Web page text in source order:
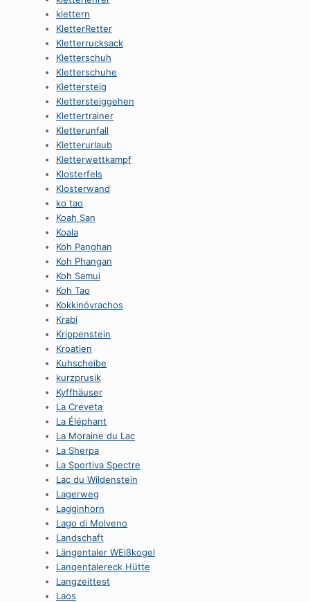
klettern
KletterRetter
Kletterrucksack
Kletterschuh
Kletterschuhe
Klettersteig
Klettersteiggehen
Klettertrainer
Kletterunfall
Kletterurlaub
Kletterwettkampf
Klosterfels
Klosterwand
ko tao
Koah San
Koala
Koh Panghan
Koh Phangan
Koh Samui
Koh Tao
Kokkinóvrachos
Krabi
Krippenstein
Kroatien
Kuhscheibe
kurzprusik
Kyffhäuser
La Creveta
La Éléphant
La Moraine du Lac
La Sherpa
La Sportiva Spectre
Lac du Wildenstein
Lagerweg
Lagginhorn
Lago di Molveno
Landschaft
Längentaler WEißkogel
Langentalereck Hütte
Langzeittest
Laos